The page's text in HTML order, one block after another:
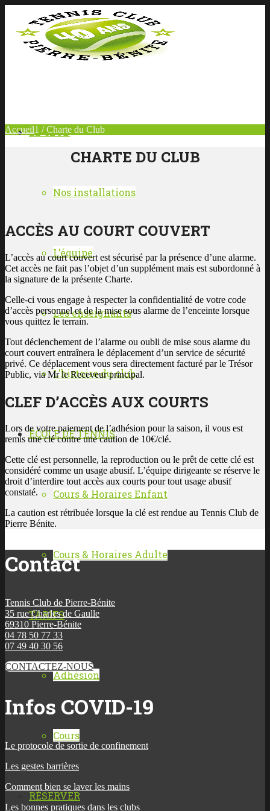
LE CLUB
Nos installations
L’équipe
Les enseignants
L’histoire du club
ÉCOLE DE TENNIS
Cours & Horaires Enfant
Cours & Horaires Adulte
TARIFS
Adhésion
Cours
RÉSERVER
Accueil1 / Charte du Club
CHARTE DU CLUB
ACCÈS AU COURT COUVERT
L’accès au court couvert est sécurisé par la présence d’une alarme.
Cet accès ne fait pas l’objet d’un supplément mais est subordonné à
la signature de la présente Charte.
Celle-ci vous engage à respecter la confidentialité de votre code
d’accès personnel et de la mise sous alarme de l’enceinte lorsque
vous quittez le terrain.
Tout déclenchement de l’alarme ou oubli de mise sous alarme du
court couvert entraînera le déplacement d’un service de sécurité
privé. Ce déplacement vous sera directement facturé par le Trésor
Public, via Mr le Receveur principal.
CLEF D’ACCÈS AUX COURTS
Lors de votre paiement de l’adhésion pour la saison, il vous est
remis une clé contre une caution de 10€/clé.
Cette clé est personnelle, la reproduction ou le prêt de cette clé est
considéré comme un usage abusif. L’équipe dirigeante se réserve le
droit d’interdire tout accès aux courts pour tout usage abusif
constaté.
La caution est rétribuée lorsque la clé est rendue au Tennis Club de
Pierre Bénite.
Contact
Tennis Club de Pierre-Bénite
35 rue Charles de Gaulle
69310 Pierre-Bénite
04 78 50 77 33
07 49 40 30 56
CONTACTEZ-NOUS
Infos COVID-19
Le protocole de sortie de confinement
Les gestes barrières
Comment bien se laver les mains
Les bonnes pratiques dans les clubs